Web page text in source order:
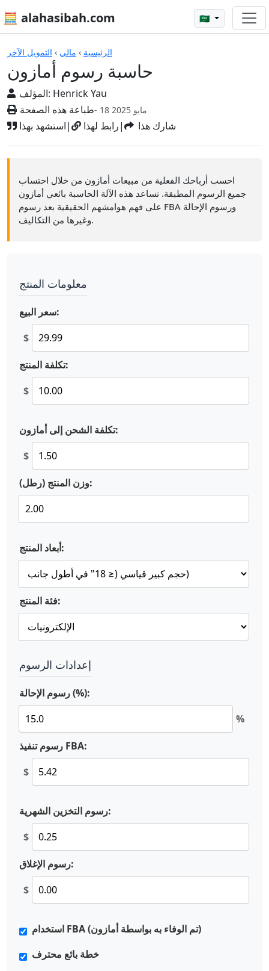
🧮 alahasibah.com 🇸🇦
الرئيسية › مالي › التمويل الآخر
حاسبة رسوم أمازون
المؤلف: Henrick Yau
طباعة هذه الصفحة
- 18 مايو 2025
استشهد بهذا| رابط لهذا| شارك هذا
الآلات الحاسبة
احسب أرباحك الفعلية من مبيعات أمازون من خلال احتساب
جميع الرسوم المطبقة. تساعد هذه الآلة الحاسبة بائعي أمازون
على فهم هوامشهم الحقيقية بعد رسوم FBA ورسوم الإحالة
وغيرها من التكاليف.
معلومات المنتج
سعر البيع:
$
تكلفة المنتج:
$
تكلفة الشحن إلى أمازون:
$
وزن المنتج (رطل):
أبعاد المنتج:
فئة المنتج:
إعدادات الرسوم
رسوم الإحالة (%):
%
رسوم تنفيذ FBA:
$
رسوم التخزين الشهرية:
$
رسوم الإغلاق:
$
استخدام FBA (تم الوفاء به بواسطة أمازون)
خطة بائع محترف